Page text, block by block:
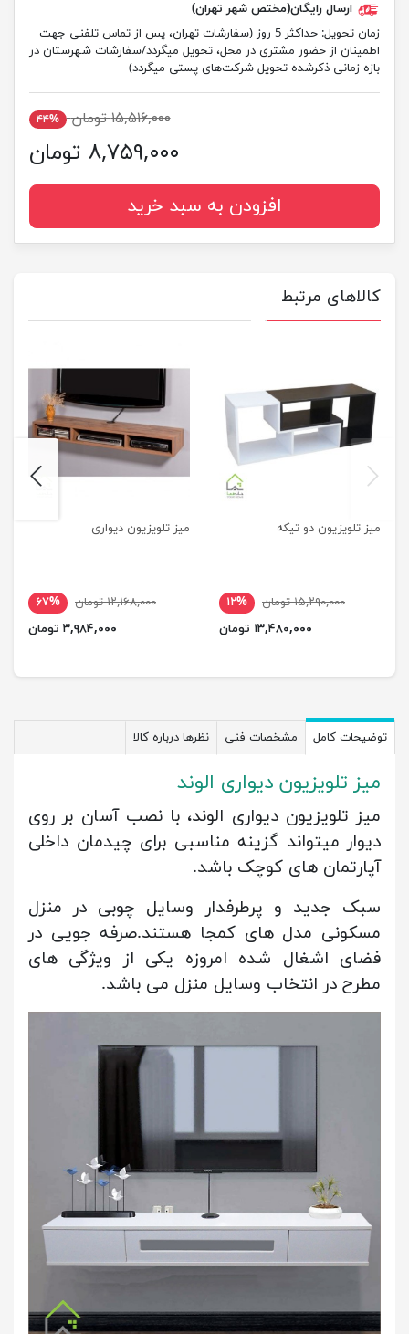
ارسال رایگان(مختص شهر تهران)
زمان تحویل:
حداکثر 5 روز (سفارشات تهران، پس از تماس تلفنی جهت
اطمینان از حضور مشتری در محل، تحویل میگردد/سفارشات شهرستان در
بازه زمانی ذکرشده تحویل شرکت‌های پستی میگردد)
۱۵,۵۱۶,۰۰۰ تومان ۴۴%
۸,۷۵۹,۰۰۰ تومان
افزودن به سبد خرید
کالاهای مرتبط
میز تلویزیون دو تیکه
۱۵,۲۹۰,۰۰۰ تومان
۱۲%
۱۳,۴۸۰,۰۰۰ تومان
میز تلویزیون دیواری
۱۲,۱۶۸,۰۰۰ تومان
۶۷%
۳,۹۸۴,۰۰۰ تومان
previus
توضیحات کامل مشخصات فنی نظرها درباره کالا
میز تلویزیون دیواری الوند
میز تلویزیون دیواری الوند، با نصب آسان بر روی
دیوار میتواند گزینه مناسبی برای چیدمان داخلی
آپارتمان های کوچک باشد.
سبک جدید و پرطرفدار وسایل چوبی در منزل
مسکونی مدل های کمجا هستند.صرفه جویی در
فضای اشغال شده امروزه یکی از ویژگی های
مطرح در انتخاب وسایل منزل می باشد.